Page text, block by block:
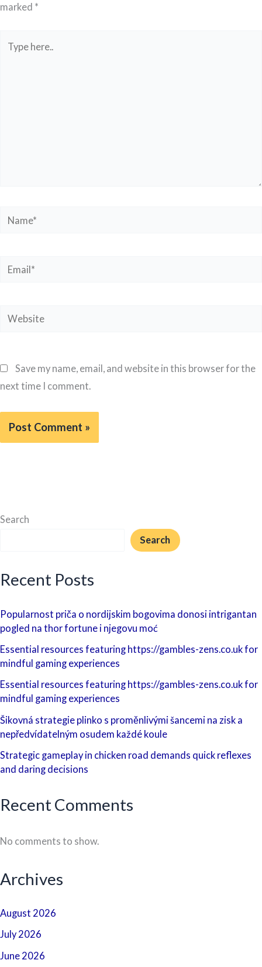
marked *
here..
Name*
Email*
Website
Save my name, email, and website in this browser for the
next time I comment.
Search
Search
Recent Posts
Popularnost priča o nordijskim bogovima donosi intrigantan
pogled na thor fortune i njegovu moć
Essential resources featuring https://gambles-zens.co.uk for
mindful gaming experiences
Essential resources featuring https://gambles-zens.co.uk for
mindful gaming experiences
Šikovná strategie plinko s proměnlivými šancemi na zisk a
nepředvídatelným osudem každé koule
Strategic gameplay in chicken road demands quick reflexes
and daring decisions
Recent Comments
No comments to show.
Archives
August 2026
July 2026
June 2026